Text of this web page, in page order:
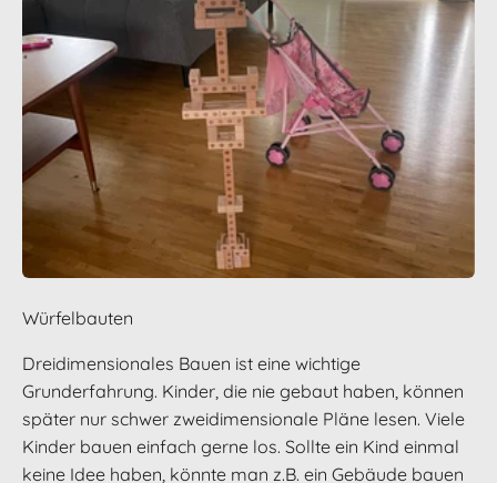
Würfelbauten
Dreidimensionales Bauen ist eine wichtige
Grunderfahrung. Kinder, die nie gebaut haben, können
später nur schwer zweidimensionale Pläne lesen. Viele
Kinder bauen einfach gerne los. Sollte ein Kind einmal
keine Idee haben, könnte man z.B. ein Gebäude bauen